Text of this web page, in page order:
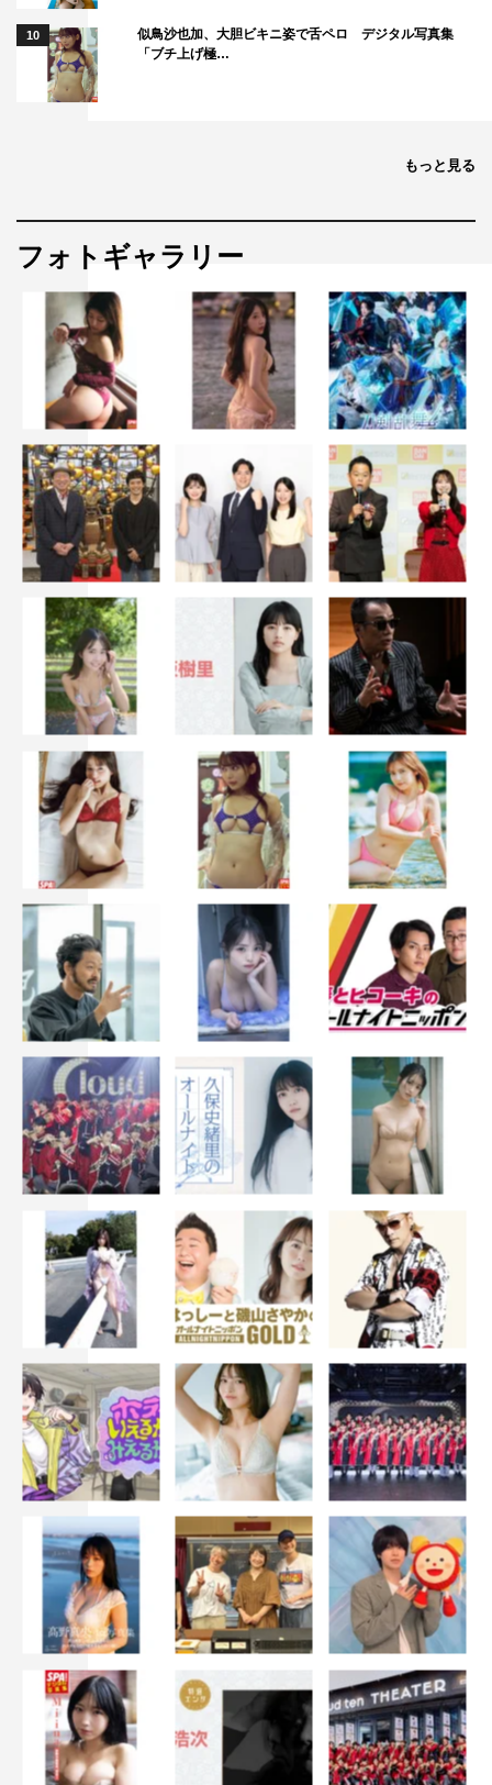
10
似鳥沙也加、大胆ビキニ姿で舌ペロ デジタル写真集
「ブチ上げ極…
もっと見る
フォトギャラリー